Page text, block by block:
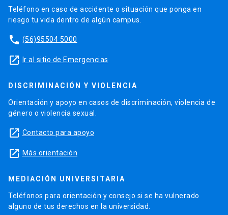
Teléfono en caso de accidente o situación que ponga en
riesgo tu vida dentro de algún campus.
phone (56)95504 5000
launch Ir al sitio de Emergencias
DISCRIMINACIÓN Y VIOLENCIA
Orientación y apoyo en casos de discriminación, violencia de
género o violencia sexual.
launch Contacto para apoyo
launch Más orientación
MEDIACIÓN UNIVERSITARIA
Teléfonos para orientación y consejo si se ha vulnerado
alguno de tus derechos en la universidad.